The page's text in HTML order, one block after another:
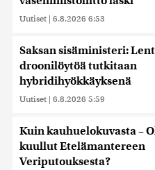
saatetaan myös siirtää
Uutiset | 6.8.2026 6:53
Saksan sisäministeri:
droonilöytöä tutkitaan
hybridihyökkäyksenä
Uutiset | 6.8.2026 5:59
Kuin kauhuelokuvasta –
kuullut Etelämantereen
Veriputouksesta?